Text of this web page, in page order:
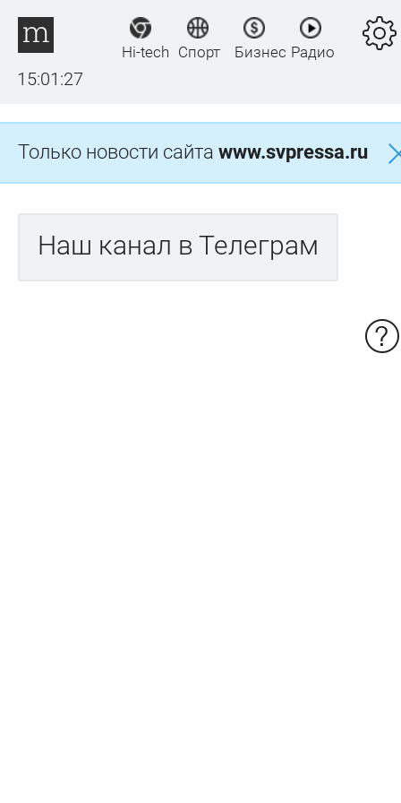
15:01:27
Hi-tech Спорт Бизнес Радио
Только новости сайта www.svpressa.ru
Наш канал в Телеграм